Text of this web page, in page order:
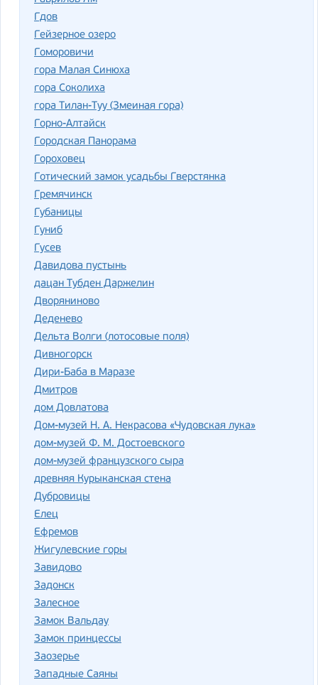
Гдов
Гейзерное озеро
Гоморовичи
гора Малая Синюха
гора Соколиха
гора Тилан-Туу (Змеиная гора)
Горно-Алтайск
Городская Панорама
Гороховец
Готический замок усадьбы Гверстянка
Гремячинск
Губаницы
Гуниб
Гусев
Давидова пустынь
дацан Тубден Даржелин
Дворяниново
Деденево
Дельта Волги (лотосовые поля)
Дивногорск
Дири-Баба в Маразе
Дмитров
дом Довлатова
Дом-музей Н. А. Некрасова «Чудовская лука»
дом-музей Ф. М. Достоевского
дом-музей французского сыра
древняя Курыканская стена
Дубровицы
Елец
Ефремов
Жигулевские горы
Завидово
Задонск
Залесное
Замок Вальдау
Замок принцессы
Заозерье
Западные Саяны